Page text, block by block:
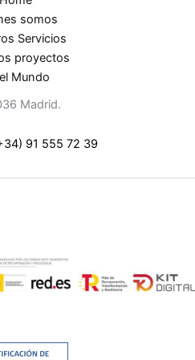
somos
Servicios
proyectos
Mundo
Madrid.
91 555 72 39